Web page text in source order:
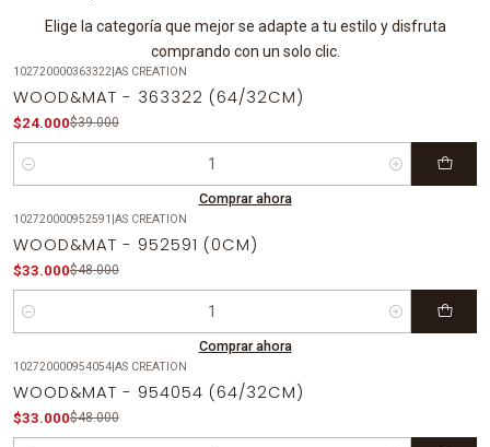
Elige la categoría que mejor se adapte a tu estilo y disfruta
comprando con un solo clic.
102720000363322| AS CREATION
WOOD&MAT - 363322 (64/32CM)
$24.000$39.000
Cantidad
Comprar ahora
102720000952591 AS CREATION
WOOD&MAT - 952591 (0CM)
$33.000$48.000
Cantidad
Comprar ahora
102720000954054| AS CREATION
WOOD&MAT - 954054 (64/32CM)
$33.000$48.000